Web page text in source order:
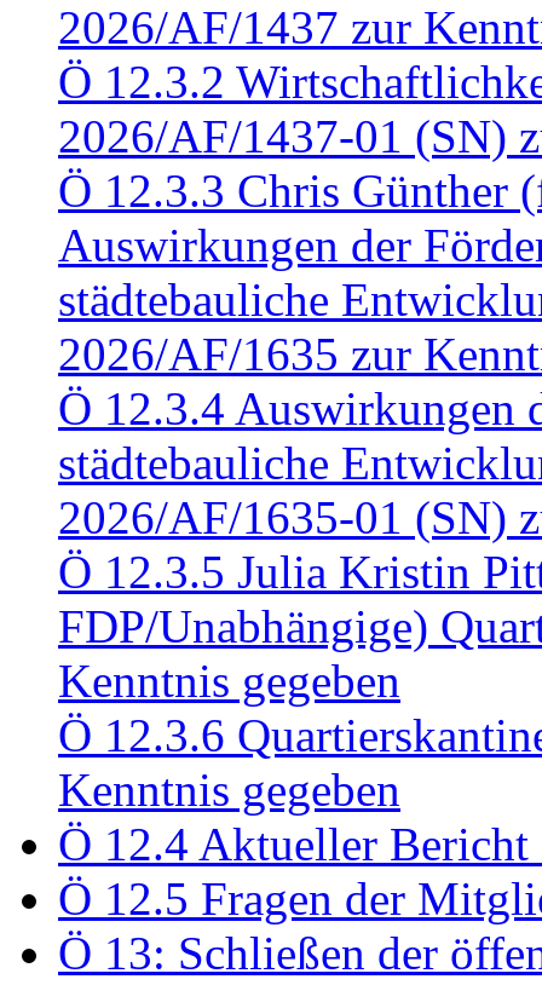
2026/AF/1437 zur
Ö 12.3.2
2026/AF/1437-01 (SN)
Ö 12.3.3 Chris Günther
Auswirkungen der
städtebauliche
2026/AF/1635 zur
Ö 12.3.4 Auswirkungen
städtebauliche
2026/AF/1635-01 (SN)
Ö 12.3.5 Julia Kristin
FDP/Unabhängige)
Kenntnis gegeben
Ö 12.3.6
Kenntnis gegeben
Ö 12.4 Aktueller Bericht
Ö 12.5 Fragen der
Ö 13: Schließen der